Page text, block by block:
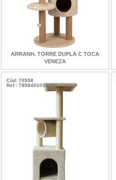
ARRANH. TORRE DUPLA C TOCA
VENEZA
Cód: 70958
Ref.: 7898491039684